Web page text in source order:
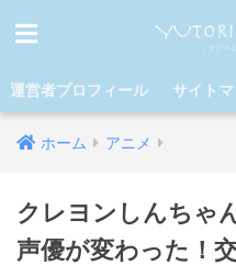
運営者プロフィール サイト
ホーム アニメ
クレヨンしんちゃ
声優が変わった！